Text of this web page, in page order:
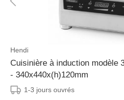
Hendi
Cuisinière à induction modèle
- 340x440x(h)120mm
1-3 jours ouvrés